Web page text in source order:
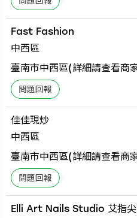
Fast Fashion
中西區
臺南市中西區(詳細請查看商
佳佳現炒
中西區
臺南市中西區(詳細請查看商
Elli Art Nails Studio 艾指尖